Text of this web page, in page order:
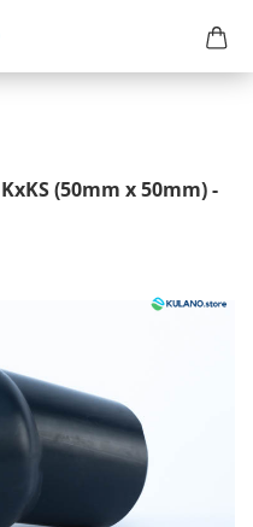
(50mm x 50mm) -